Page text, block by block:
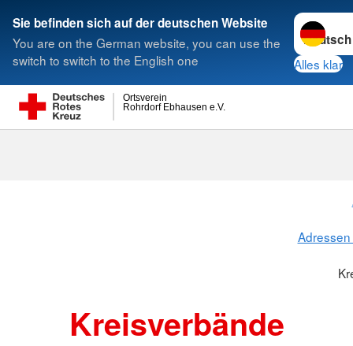
Sie befinden sich auf der deutschen Website
You are on the German website, you can use the
switch to switch to the English one
Sprache
Alles klar
Rohrdorf Ebhausen e.V.
Ortsverein
Suche
Kreisverbände